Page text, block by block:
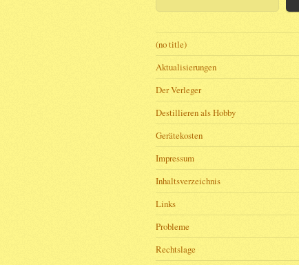
(no title)
Aktualisierungen
Der Verleger
Destillieren als Hobby
Gerätekosten
Impressum
Inhaltsverzeichnis
Links
Probleme
Rechtslage